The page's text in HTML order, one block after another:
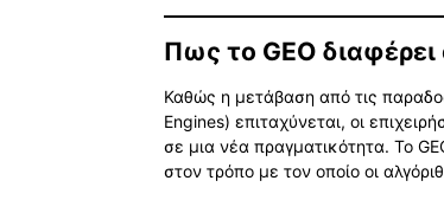
Πως το GEO
Καθώς η μετάβαση από τις
Engines) επιταχύνεται, οι
σε μια νέα πραγματικότητα. Το
στον τρόπο με τον οποίο οι